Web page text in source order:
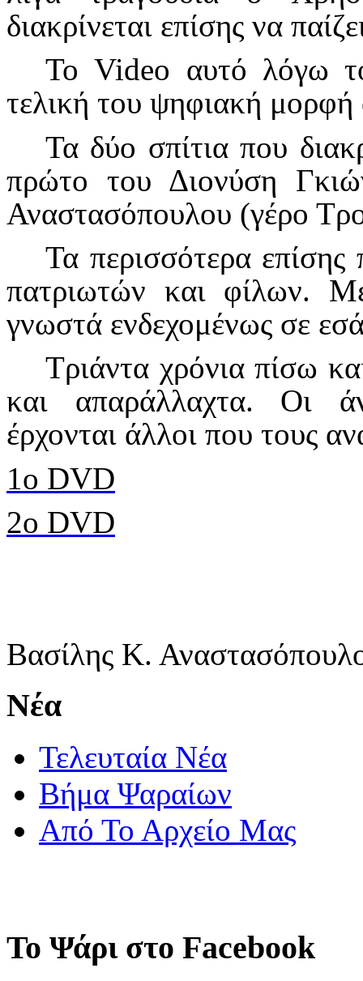
διακρίνεται επίσης να
ΤοVideo αυτό λόγω
τελική του ψηφιακή μορφή
Τα δύο σπίτια που
πρώτο του Διονύση
Αναστασόπουλου (γέρο
Τα περισσότερα επίσης
πατριωτών και φίλων.
γνωστά ενδεχομένως σε
Τριάντα χρόνια πίσω
και απαράλλαχτα. Οι
έρχονται άλλοι που τους
1ο DVD
2o DVD
Βασίλης Κ.
Νέα
Τελευταία Νέα
Βήμα Ψαραίων
Από Το Αρχείο Μας
Το Ψάρι στο Facebook